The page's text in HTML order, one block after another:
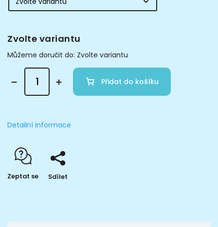
Zvolte variantu
Můžeme doručit do: Zvolte variantu
Přidat do košíku
Detailní informace
Zeptat se Sdílet